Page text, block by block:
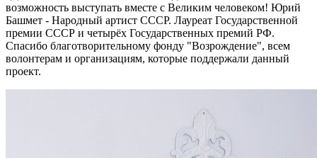
возможность выступать вместе с Великим человеком! Юрий
Башмет - Народный артист СССР. Лауреат Государственной
премии СССР и четырёх Государственных премий РФ.
Спасибо благотворительному фонду "Возрождение", всем
волонтерам и организациям, которые поддержали данный
проект.